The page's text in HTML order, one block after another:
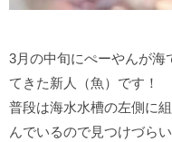
3月の中旬にぺーやんが海
てきた新人（魚）です！
普段は海水水槽の左側に
んでいるので見つけづら